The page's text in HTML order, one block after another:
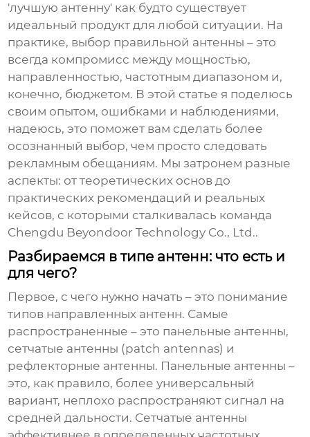
'лучшую антенну' как будто существует
идеальный продукт для любой ситуации. На
практике, выбор правильной антенны – это
всегда компромисс между мощностью,
направленностью, частотным диапазоном и,
конечно, бюджетом. В этой статье я поделюсь
своим опытом, ошибками и наблюдениями,
надеюсь, это поможет вам сделать более
осознанный выбор, чем просто следовать
рекламным обещаниям. Мы затронем разные
аспекты: от теоретических основ до
практических рекомендаций и реальных
кейсов, с которыми сталкивалась команда
Chengdu Beyondoor Technology Co., Ltd..
Разбираемся в типе антенн: что есть и
для чего?
Первое, с чего нужно начать – это понимание
типов направленных антенн. Самые
распространенные – это панельные антенны,
сетчатые антенны (patch antennas) и
рефлекторные антенны. Панельные антенны –
это, как правило, более универсальный
вариант, неплохо распространяют сигнал на
средней дальности. Сетчатые антенны